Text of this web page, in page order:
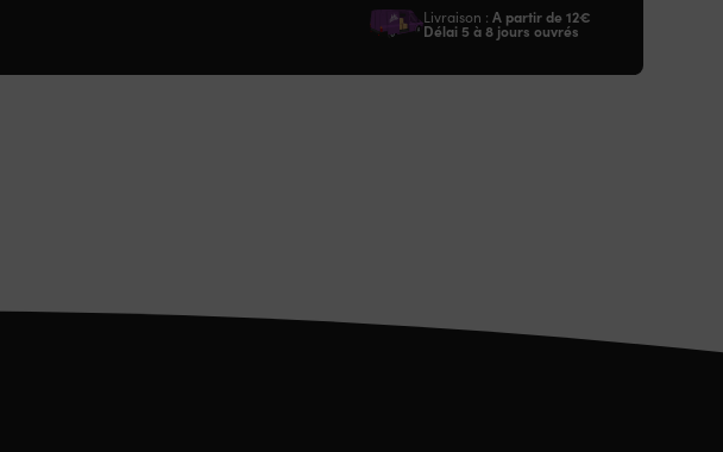
Livraison : A partir de 12€
Délai 5 à 8 jours ouvrés